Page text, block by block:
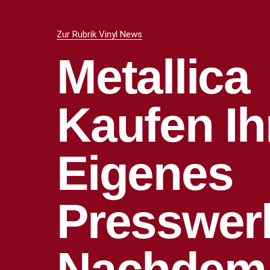
Zur Rubrik Vinyl News
Metallica
Kaufen
Eigenes